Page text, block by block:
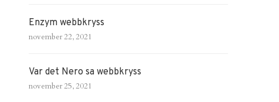
Enzym webbkryss
november 22, 2021
Var det Nero sa webbkryss
november 25, 2021